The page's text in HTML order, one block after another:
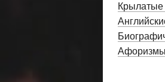
Афоризмы